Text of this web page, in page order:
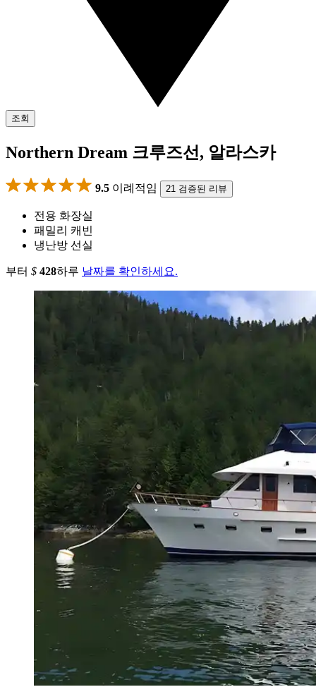
조회
Northern Dream 크루즈선, 알라스카
9.5 이례적임 21 검증된 리뷰
전용 화장실
패밀리 캐빈
냉난방 선실
부터 $ 428하루 날짜를 확인하세요.